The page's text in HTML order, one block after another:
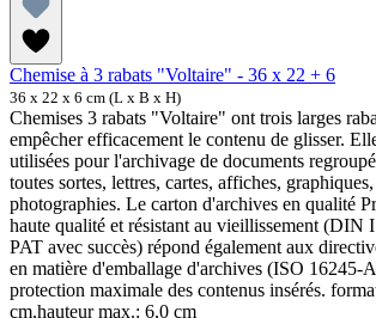
Chemise à 3 rabats "Voltaire" - 36 x 22 + 6
36 x 22 x 6 cm (L x B x H)
Chemises 3 rabats "Voltaire" ont trois larges
empêcher efficacement le contenu de glisser.
utilisées pour l'archivage de documents
toutes sortes, lettres, cartes, affiches,
photographies. Le carton d'archives en qualité
haute qualité et résistant au vieillissement (DIN
PAT avec succès) répond également aux
en matière d'emballage d'archives (ISO 16245-
protection maximale des contenus insérés.
cm,hauteur max.: 6,0 cm